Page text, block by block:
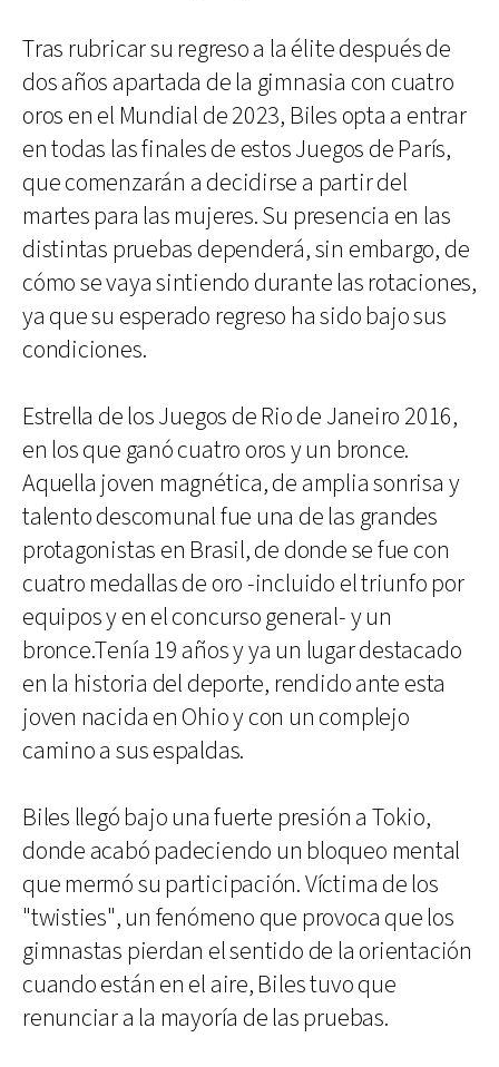
Tras rubricar su regreso a la élite después de
dos años apartada de la gimnasia con cuatro
oros en el Mundial de 2023, Biles opta a entrar
en todas las finales de estos Juegos de París,
que comenzarán a decidirse a partir del
martes para las mujeres. Su presencia en las
distintas pruebas dependerá, sin embargo, de
cómo se vaya sintiendo durante las rotaciones,
ya que su esperado regreso ha sido bajo sus
condiciones.
Estrella de los Juegos de Rio de Janeiro 2016,
en los que ganó cuatro oros y un bronce.
Aquella joven magnética, de amplia sonrisa y
talento descomunal fue una de las grandes
protagonistas en Brasil, de donde se fue con
cuatro medallas de oro -incluido el triunfo por
equipos y en el concurso general- y un
bronce.Tenía 19 años y ya un lugar destacado
en la historia del deporte, rendido ante esta
joven nacida en Ohio y con un complejo
camino a sus espaldas.
Biles llegó bajo una fuerte presión a Tokio,
donde acabó padeciendo un bloqueo mental
que mermó su participación. Víctima de los
"twisties", un fenómeno que provoca que los
gimnastas pierdan el sentido de la orientación
cuando están en el aire, Biles tuvo que
renunciar a la mayoría de las pruebas.